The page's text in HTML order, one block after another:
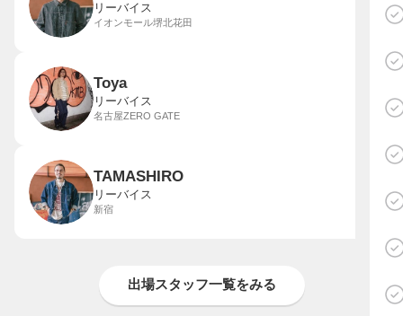
リーバイス
イオンモール堺北花田
Toya
リーバイス
名古屋ZERO GATE
TAMASHIRO
リーバイス
新宿
出場スタッフ一覧をみる